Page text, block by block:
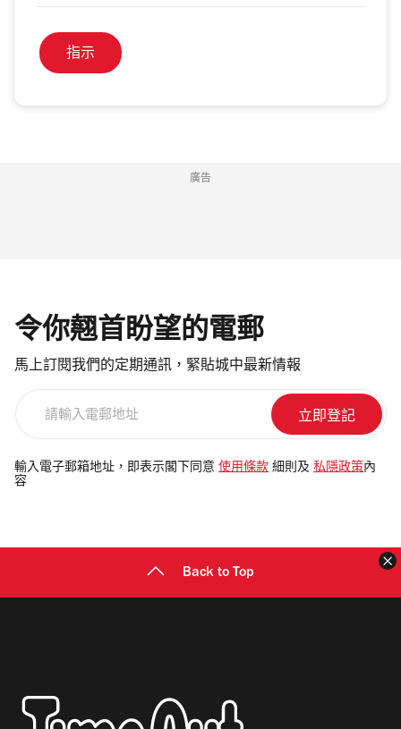
指示
廣告
令你翹首盼望的電郵
馬上訂閱我們的定期通訊，緊貼城中最新情報
電
郵
輸入電子郵箱地址，即表示閣下同意 使用條款 細則及 私隱政策 內
容
Back to Top